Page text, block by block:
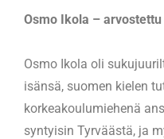
Osmo Ikola –
Osmo Ikola oli
isänsä, suomen kielen
korkeakoulumiehenä
syntyisin Tyrväästä, ja